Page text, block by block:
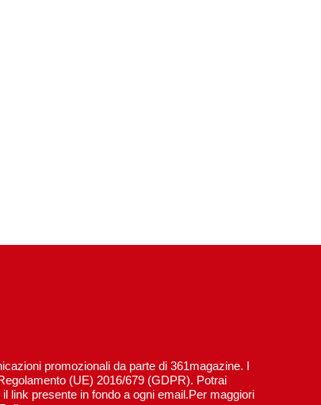
promozionali da parte di 361magazine. I
(UE) 2016/679 (GDPR). Potrai
link presente in fondo a ogni email.Per maggiori